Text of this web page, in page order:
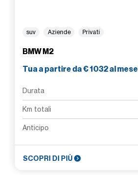
suv Aziende Privati
BMW M2
Tua a partire da € 1032 al mese
Durata
Km totali
Anticipo
SCOPRI DI PIÙ